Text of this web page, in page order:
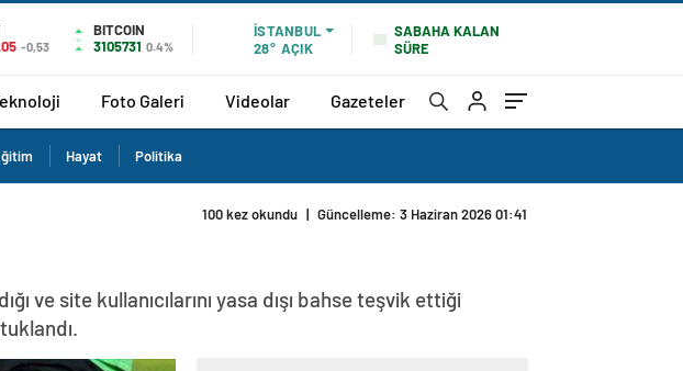
-0,53
BITCOIN
3105731 0.4%
İSTANBUL
28° AÇIK
SABAHA KALAN
SÜRE
Foto Galeri Videolar Gazeteler
Hayat Politika
100 kez okundu | Güncelleme: 3 Haziran 2026 01:41
ve site kullanıcılarını yasa dışı bahse teşvik ettiği